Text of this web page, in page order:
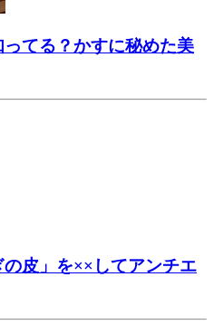
てる？かすに秘めた美
皮」を××してアンチエ